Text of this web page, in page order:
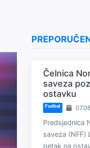
Čelnica
saveza
ostavku
Fudbal
Predsjednica
saveza (NFF)
petak na